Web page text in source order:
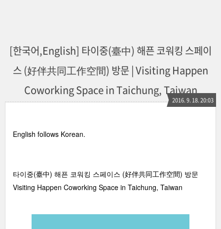
[한국어,English] 타이중(臺中) 해픈 코워킹 스페이
스 (好伴共同工作空間) 방문 | Visiting Happen
Coworking Space in Taichung, Taiwan
2016. 9. 18. 20:03
English follows Korean.
타이중(臺中) 해픈 코워킹 스페이스 (好伴共同工作空間) 방문
Visiting Happen Coworking Space in Taichung, Taiwan